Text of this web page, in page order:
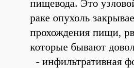
пищевода. Это
раке опухоль
прохождения пищи,
которые бывают
- инфильтративная